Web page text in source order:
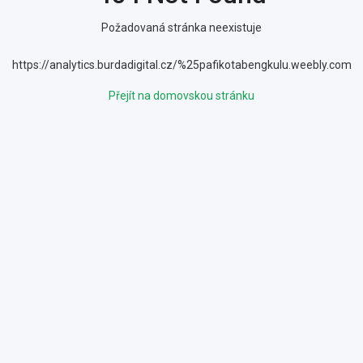
Požadovaná stránka neexistuje
https://analytics.burdadigital.cz/%25pafikotabengkulu.weebly.com
Přejít na domovskou stránku